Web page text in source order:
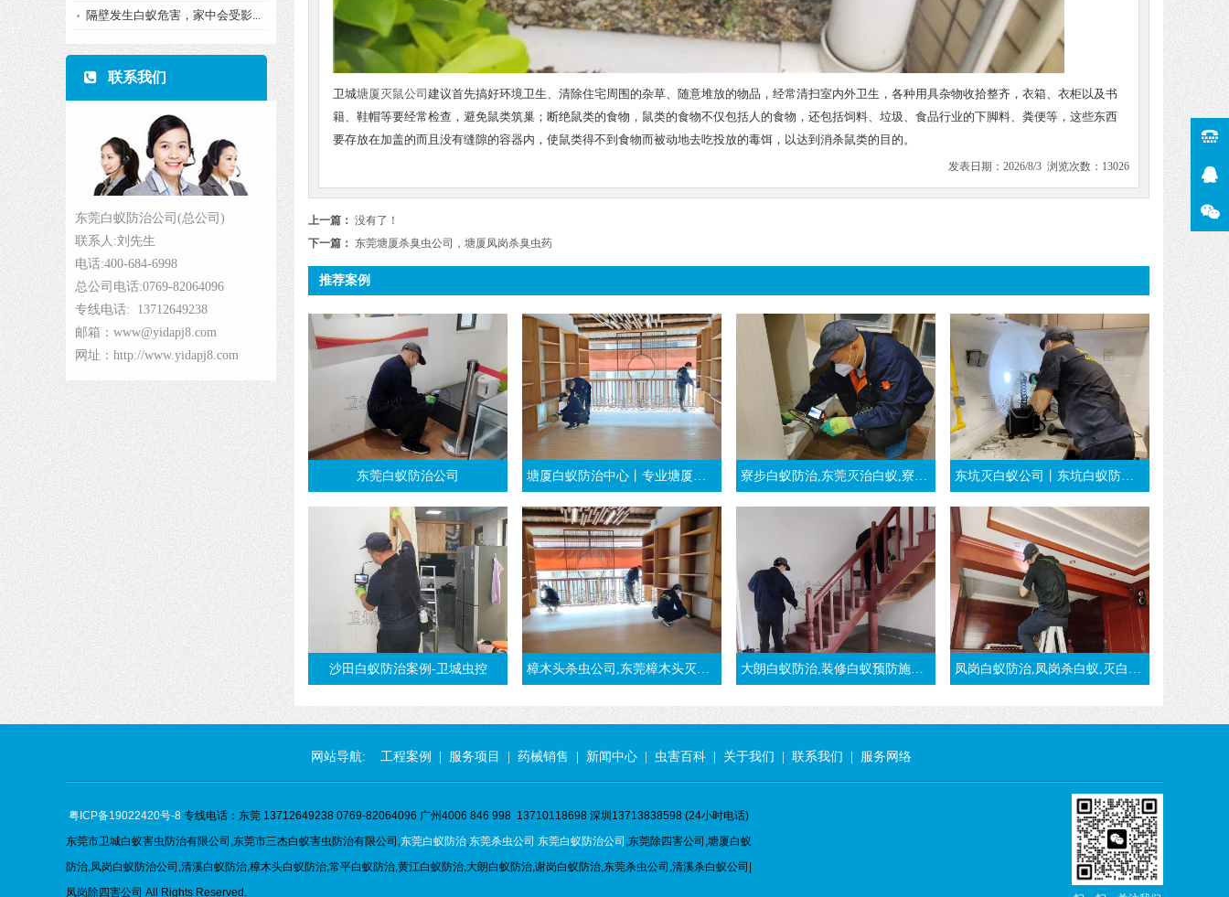
隔壁发生白蚁危害，家中会受影...
联系我们
东莞白蚁防治公司(总公司)
联系人:刘先生
电话:400-684-6998
总公司电话:0769-82064096
专线电话: 13712649238
邮箱：www@yidapj8.com
网址：http://www.yidapj8.com
卫城塘厦灭鼠公司 建议首先搞好环境卫生、清除住宅周围的杂草、随意堆放的物品，经常清扫室内外卫生，各种用具杂物收拾整齐，衣箱、衣柜以及书
籍、鞋帽等要经常检查，避免鼠类筑巢；断绝鼠类的食物，鼠类的食物不仅包括人的食物，还包括饲料、垃圾、食品行业的下脚料、粪便等，这些东西
要存放在加盖的而且没有缝隙的容器内，使鼠类得不到食物而被动地去吃投放的毒饵，以达到消杀鼠类的目的。
发表日期：2026/8/3 浏览次数：13026
上一篇： 没有了！
下一篇： 东莞塘厦杀臭虫公司，塘厦凤岗杀臭虫药
推荐案例
东莞白蚁防治公司 塘厦白蚁防治中心丨专业塘厦杀白蚁团队丨东莞塘厦灭白蚁公司 寮步白蚁防治,东莞灭治白蚁,寮步白蚁预防-东莞万江消杀白蚁公司 东坑灭白蚁公司丨东坑白蚁防治丨装修时东莞东坑白蚁预防工程
沙田白蚁防治案例-卫城虫控 樟木头杀虫公司,东莞樟木头灭白蚁,推荐樟木头白蚁防治公司 大朗白蚁防治,装修白蚁预防施工方法-东莞大朗灭白蚁公司 凤岗白蚁防治,凤岗杀白蚁,灭白蚁,治白蚁,凤岗白蚁预防-东莞凤岗白蚁公司
网站导航: 工程案例 服务项目 药械销售 新闻中心 虫害百科 关于我们 联系我们 服务网络
粤ICP备19022420号-8 专线电话：东莞 13712649238 0769-82064096 广州4006 846 998 13710118698 深圳13713838598 (24小时电话)
东莞市卫城白蚁害虫防治有限公司,东莞市三杰白蚁害虫防治有限公司,东莞白蚁防治,东莞杀虫公司 东莞白蚁防治公司 ,东莞除四害公司,塘厦白蚁
防治,凤岗白蚁防治公司,清溪白蚁防治,樟木头白蚁防治,常平白蚁防治,黄江白蚁防治,大朗白蚁防治,谢岗白蚁防治,东莞杀虫公司,清溪杀白蚁公司|
凤岗除四害公司 All Rights Reserved.